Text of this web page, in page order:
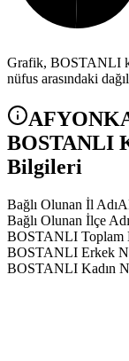
Grafik, BOSTANLI
nüfus arasındaki
BOSTANLI
Bilgileri
Bağlı Olunan İl Adı
Bağlı Olunan İlçe Adı
BOSTANLI Toplam
BOSTANLI Erkek
BOSTANLI Kadın